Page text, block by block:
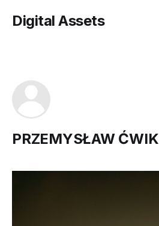
Digital Assets
PRZEMYSŁAW ĆWIK